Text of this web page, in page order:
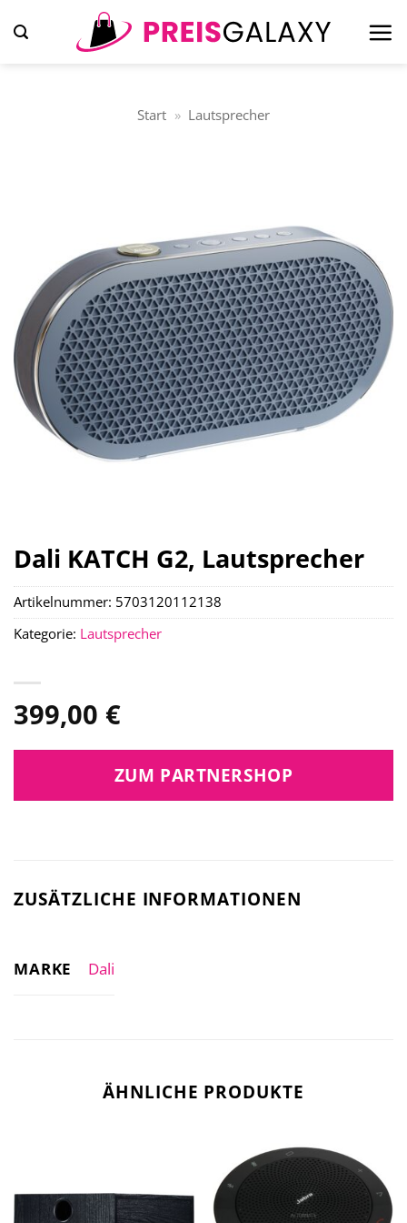
Inhalt
Start » Lautsprecher
Dali KATCH G2, Lautsprecher
399,00 €
ZUM PARTNERSHOP
Artikelnummer: 5703120112138
Kategorie: Lautsprecher
ZUSÄTZLICHE INFORMATIONEN
MARKE Dali
ÄHNLICHE PRODUKTE